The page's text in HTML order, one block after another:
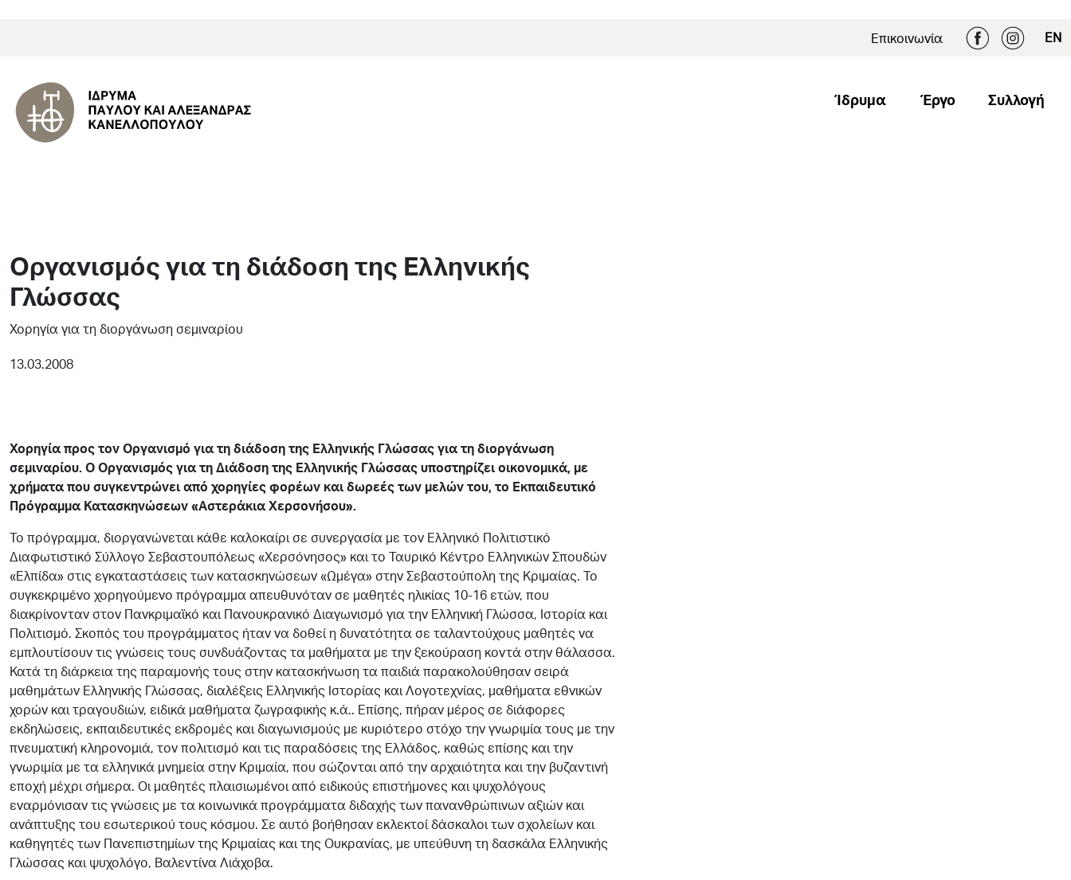
Επικοινωνία EN
Ίδρυμα Έργο Συλλογή
Οργανισμός για τη διάδοση της Ελληνικής
Γλώσσας
Χορηγία για τη διοργάνωση σεμιναρίου
13.03.2008
Χορηγία προς τον Οργανισμό για τη διάδοση της Ελληνικής Γλώσσας για τη διοργάνωση
σεμιναρίου. Ο Οργανισμός για τη Διάδοση της Ελληνικής Γλώσσας υποστηρίζει οικονομικά, με
χρήματα που συγκεντρώνει από χορηγίες φορέων και δωρεές των μελών του, το Εκπαιδευτικό
Πρόγραμμα Κατασκηνώσεων «Αστεράκια Χερσονήσου».
Το πρόγραμμα, διοργανώνεται κάθε καλοκαίρι σε συνεργασία με τον Ελληνικό Πολιτιστικό
Διαφωτιστικό Σύλλογο Σεβαστουπόλεως «Χερσόνησος» και το Ταυρικό Κέντρο Ελληνικών Σπουδών
«Ελπίδα» στις εγκαταστάσεις των κατασκηνώσεων «Ωμέγα» στην Σεβαστούπολη της Κριμαίας. Το
συγκεκριμένο χορηγούμενο πρόγραμμα απευθυνόταν σε μαθητές ηλικίας 10-16 ετών, που
διακρίνονταν στον Πανκριμαϊκό και Πανουκρανικό Διαγωνισμό για την Ελληνική Γλώσσα, Ιστορία και
Πολιτισμό. Σκοπός του προγράμματος ήταν να δοθεί η δυνατότητα σε ταλαντούχους μαθητές να
εμπλουτίσουν τις γνώσεις τους συνδυάζοντας τα μαθήματα με την ξεκούραση κοντά στην θάλασσα.
Κατά τη διάρκεια της παραμονής τους στην κατασκήνωση τα παιδιά παρακολούθησαν σειρά
μαθημάτων Ελληνικής Γλώσσας, διαλέξεις Ελληνικής Ιστορίας και Λογοτεχνίας, μαθήματα εθνικών
χορών και τραγουδιών, ειδικά μαθήματα ζωγραφικής κ.ά.. Επίσης, πήραν μέρος σε διάφορες
εκδηλώσεις, εκπαιδευτικές εκδρομές και διαγωνισμούς με κυριότερο στόχο την γνωριμία τους με την
πνευματική κληρονομιά, τον πολιτισμό και τις παραδόσεις της Ελλάδος, καθώς επίσης και την
γνωριμία με τα ελληνικά μνημεία στην Κριμαία, που σώζονται από την αρχαιότητα και την βυζαντινή
εποχή μέχρι σήμερα. Οι μαθητές πλαισιωμένοι από ειδικούς επιστήμονες και ψυχολόγους
εναρμόνισαν τις γνώσεις με τα κοινωνικά προγράμματα διδαχής των πανανθρώπινων αξιών και
ανάπτυξης του εσωτερικού τους κόσμου. Σε αυτό βοήθησαν εκλεκτοί δάσκαλοι των σχολείων και
καθηγητές των Πανεπιστημίων της Κριμαίας και της Ουκρανίας, με υπεύθυνη τη δασκάλα Ελληνικής
Γλώσσας και ψυχολόγο, Βαλεντίνα Λιάχοβα.